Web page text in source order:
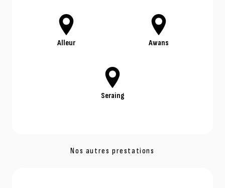
Alleur Awans
Seraing
Nos autres prestations